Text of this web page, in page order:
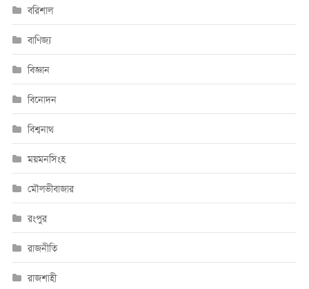
বরিশাল
বাণিজ্য
বিজ্ঞান
বিনোদন
বিশ্বনাথ
ময়মনসিংহ
মৌলভীবাজার
রংপুর
রাজনীতি
রাজশাহী